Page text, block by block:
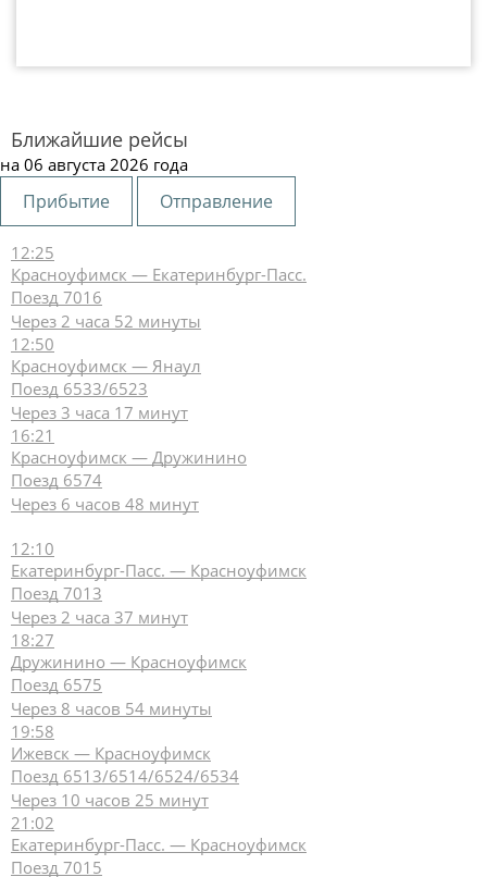
Ближайшие рейсы
на 06 августа 2026 года
Прибытие Отправление
12:25
Красноуфимск — Екатеринбург-Пасс.
Поезд 7016
Через 2 часа 52 минуты
12:50
Красноуфимск — Янаул
Поезд 6533/6523
Через 3 часа 17 минут
16:21
Красноуфимск — Дружинино
Поезд 6574
Через 6 часов 48 минут
12:10
Екатеринбург-Пасс. — Красноуфимск
Поезд 7013
Через 2 часа 37 минут
18:27
Дружинино — Красноуфимск
Поезд 6575
Через 8 часов 54 минуты
19:58
Ижевск — Красноуфимск
Поезд 6513/6514/6524/6534
Через 10 часов 25 минут
21:02
Екатеринбург-Пасс. — Красноуфимск
Поезд 7015